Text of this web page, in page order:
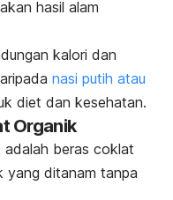
hasil alam
kalori dan
nasi putih atau
diet dan kesehatan.
Organik
adalah beras coklat
yang ditanam tanpa